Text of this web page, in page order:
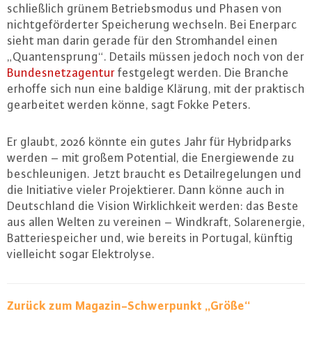
schließ­lich grünem Be­triebs­mo­dus und Phasen von
nicht­ge­för­der­ter Spei­che­rung wechseln. Bei Enerparc
sieht man darin gerade für den Strom­han­del einen
„Quan­ten­sprung“. Details müssen jedoch noch von der
Bun­des­netz­agen­tur fest­ge­legt werden. Die Branche
erhoffe sich nun eine baldige Klärung, mit der praktisch
ge­ar­bei­tet werden könne, sagt Fokke Peters.
Er glaubt, 2026 könnte ein gutes Jahr für Hy­brid­parks
werden – mit großem Potential, die En­er­gie­wen­de zu
be­schleu­ni­gen. Jetzt braucht es De­tail­re­ge­lun­gen und
die In­itia­ti­ve vieler Pro­jek­tie­rer. Dann könne auch in
Deutsch­land die Vision Wirk­lich­keit werden: das Beste
aus allen Welten zu vereinen – Windkraft, So­lar­ener­gie,
Bat­te­rie­spei­cher und, wie bereits in Portugal, künftig
viel­leicht sogar Elek­tro­ly­se.
Zurück zum Ma­ga­zin-Schwer­punkt „Größe“